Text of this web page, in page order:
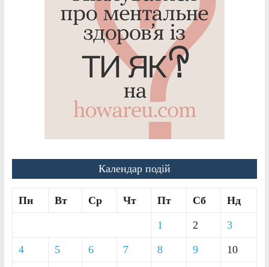
Календар подій
Пн Вт Ср Чт Пт Сб Нд
1 2 3
4 5 6 7 8 9 10